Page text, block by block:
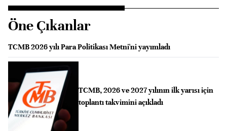
Öne Çıkanlar
TCMB 2026 yılı Para Politikası Metni'ni yayımladı
TCMB, 2026 ve 2027 yılının ilk yarısı için
toplantı takvimini açıkladı